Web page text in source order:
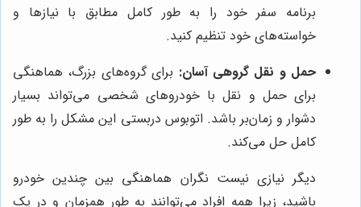
برنامه سفر خود را به طور کامل مطابق با نیازها و
خواسته‌های خود تنظیم کنید.
حمل و نقل گروهی آسان: برای گروه‌های بزرگ، هماهنگی
برای حمل و نقل با خودروهای شخصی می‌تواند بسیار
دشوار و زمان‌بر باشد. اتوبوس دربستی این مشکل را به طور
کامل حل می‌کند.
دیگر نیازی نیست نگران هماهنگی بین چندین خودرو
باشید، زیرا همه افراد می‌توانند به طور همزمان و در یک